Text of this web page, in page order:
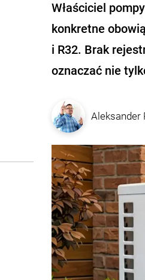
Właściciel
konkretne
i R32. Brak
oznaczać nie
Aleksander